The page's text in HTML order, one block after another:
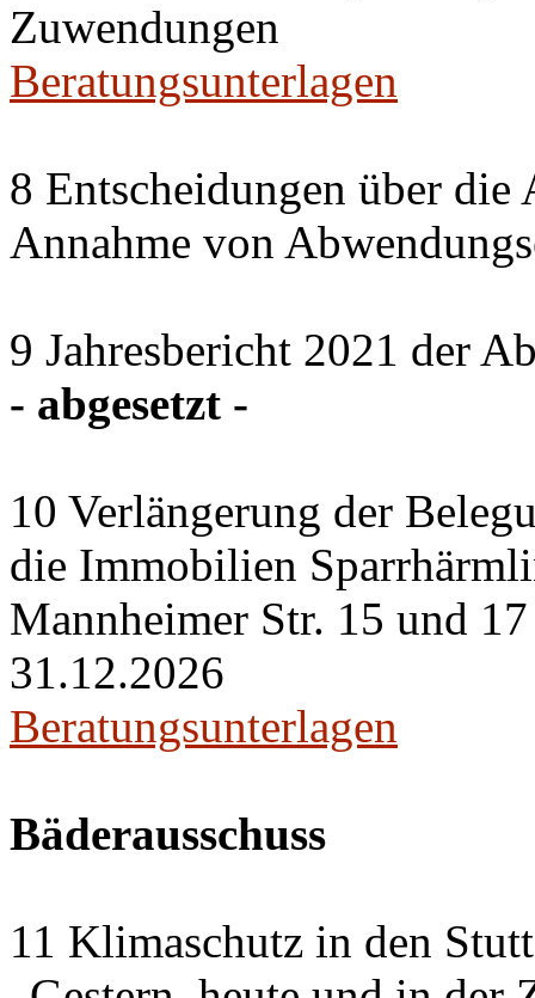
Zuwendungen
Beratungsunterlagen
8 Entscheidungen über
Annahme von
9 Jahresbericht 2021 der
- abgesetzt -
10 Verlängerung der
die Immobilien
Mannheimer Str. 15 und
31.12.2026
Beratungsunterlagen
Bäderausschuss
11 Klimaschutz in den